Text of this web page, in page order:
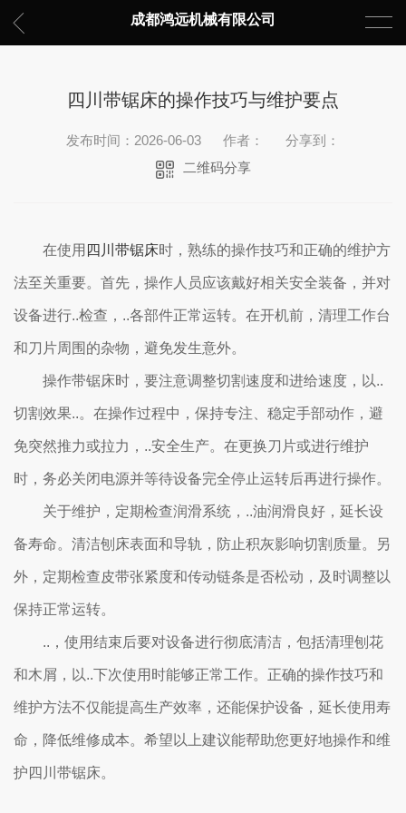
成都鸿远机械有限公司
四川带锯床的操作技巧与维护要点
发布时间：2026-06-03 作者：
分享到：
二维码分享
在使用 四川带锯床时，熟练的操作技巧和正确的维护方
法至关重要。首先，操作人员应该戴好相关安全装备，并对
设备进行..检查，..各部件正常运转。在开机前，清理工作台
和刀片周围的杂物，避免发生意外。
操作带锯床时，要注意调整切割速度和进给速度，以..
切割效果..。在操作过程中，保持专注、稳定手部动作，避
免突然推力或拉力，..安全生产。在更换刀片或进行维护
时，务必关闭电源并等待设备完全停止运转后再进行操作。
关于维护，定期检查润滑系统，..油润滑良好，延长设
备寿命。清洁刨床表面和导轨，防止积灰影响切割质量。另
外，定期检查皮带张紧度和传动链条是否松动，及时调整以
保持正常运转。
..，使用结束后要对设备进行彻底清洁，包括清理刨花
和木屑，以..下次使用时能够正常工作。正确的操作技巧和
维护方法不仅能提高生产效率，还能保护设备，延长使用寿
命，降低维修成本。希望以上建议能帮助您更好地操作和维
护四川带锯床。